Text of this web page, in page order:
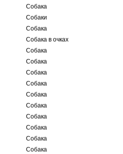
Собака
Собаки
Собака
Собака в очках
Собака
Собака
Собака
Собака
Собака
Собака
Собака
Собака
Собака
Собака